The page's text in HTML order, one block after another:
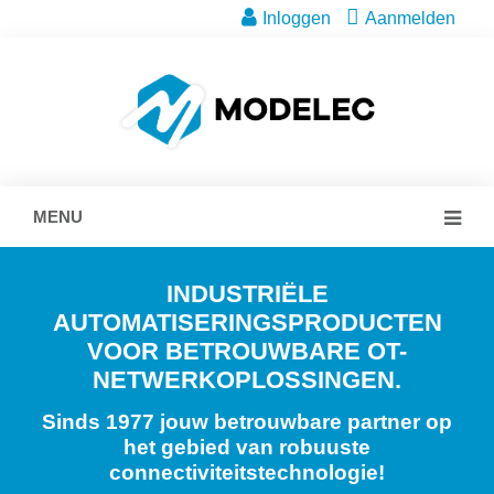
Inloggen Aanmelden
MENU
INDUSTRIËLE
AUTOMATISERINGSPRODUCTEN
VOOR BETROUWBARE OT-
NETWERKOPLOSSINGEN.
Sinds 1977 jouw betrouwbare partner op
het gebied van robuuste
connectiviteitstechnologie!